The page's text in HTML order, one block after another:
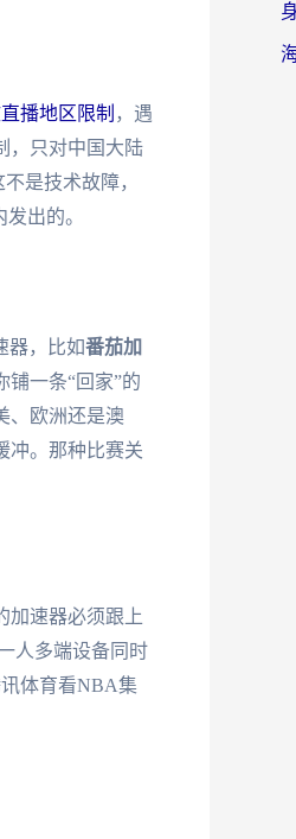
播地区限制 ，遇
，只对中国大陆
是技术故障，
出的。
器，比如番茄加
铺一条“回家”的
、欧洲还是澳
冲。那种比赛关
加速器必须跟上
人多端设备同时
体育看NBA集